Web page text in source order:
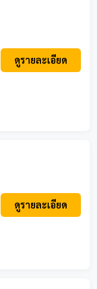
ดูรายละเอียด
ดูรายละเอียด